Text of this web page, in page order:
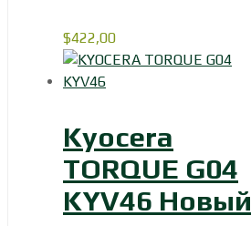
$422,00
Kyocera
TORQUE G04
KYV46 Новый